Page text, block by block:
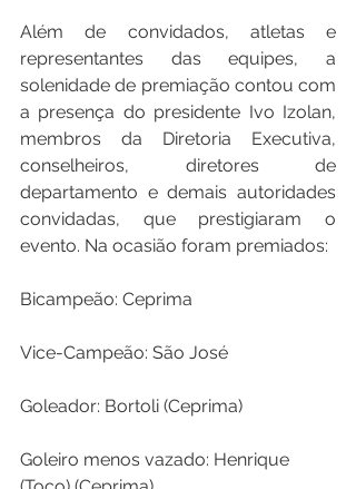
Além de convidados, atletas e
representantes das equipes, a
solenidade de premiação contou com
a presença do presidente Ivo Izolan,
membros da Diretoria Executiva,
conselheiros, diretores de
departamento e demais autoridades
convidadas, que prestigiaram o
evento. Na ocasião foram premiados:
Bicampeão: Ceprima
Vice-Campeão: São José
Goleador: Bortoli (Ceprima)
Goleiro menos vazado: Henrique